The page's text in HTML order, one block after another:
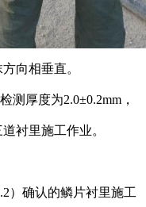
向相垂直。
测厚度为2.0±0.2mm，
衬里施工作业。
）确认的鳞片衬里施工